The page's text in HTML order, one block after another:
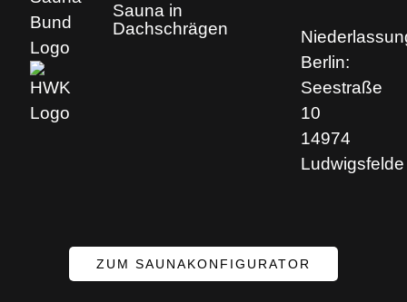
Sauna in
Dachschrägen
Berlin:
Seestraße
10
14974
Ludwigsfelde
ZUM SAUNAKONFIGURATOR